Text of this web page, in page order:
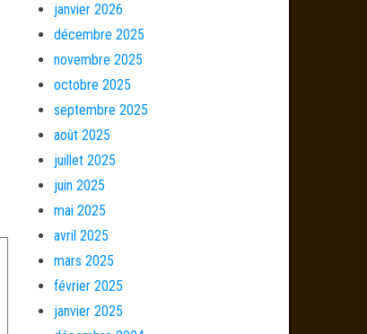
janvier 2026
décembre 2025
novembre 2025
octobre 2025
septembre 2025
août 2025
juillet 2025
juin 2025
mai 2025
avril 2025
mars 2025
février 2025
janvier 2025